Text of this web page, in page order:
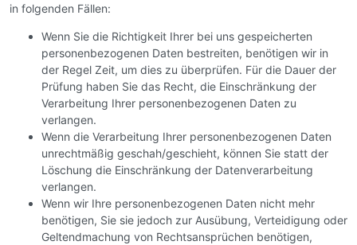
in folgenden Fällen:
Wenn Sie die Richtigkeit Ihrer bei uns gespeicherten
personenbezogenen Daten bestreiten, benötigen wir in
der Regel Zeit, um dies zu überprüfen. Für die Dauer der
Prüfung haben Sie das Recht, die Einschränkung der
Verarbeitung Ihrer personenbezogenen Daten zu
verlangen.
Wenn die Verarbeitung Ihrer personenbezogenen Daten
unrechtmäßig geschah/geschieht, können Sie statt der
Löschung die Einschränkung der Datenverarbeitung
verlangen.
Wenn wir Ihre personenbezogenen Daten nicht mehr
benötigen, Sie sie jedoch zur Ausübung, Verteidigung oder
Geltendmachung von Rechtsansprüchen benötigen,